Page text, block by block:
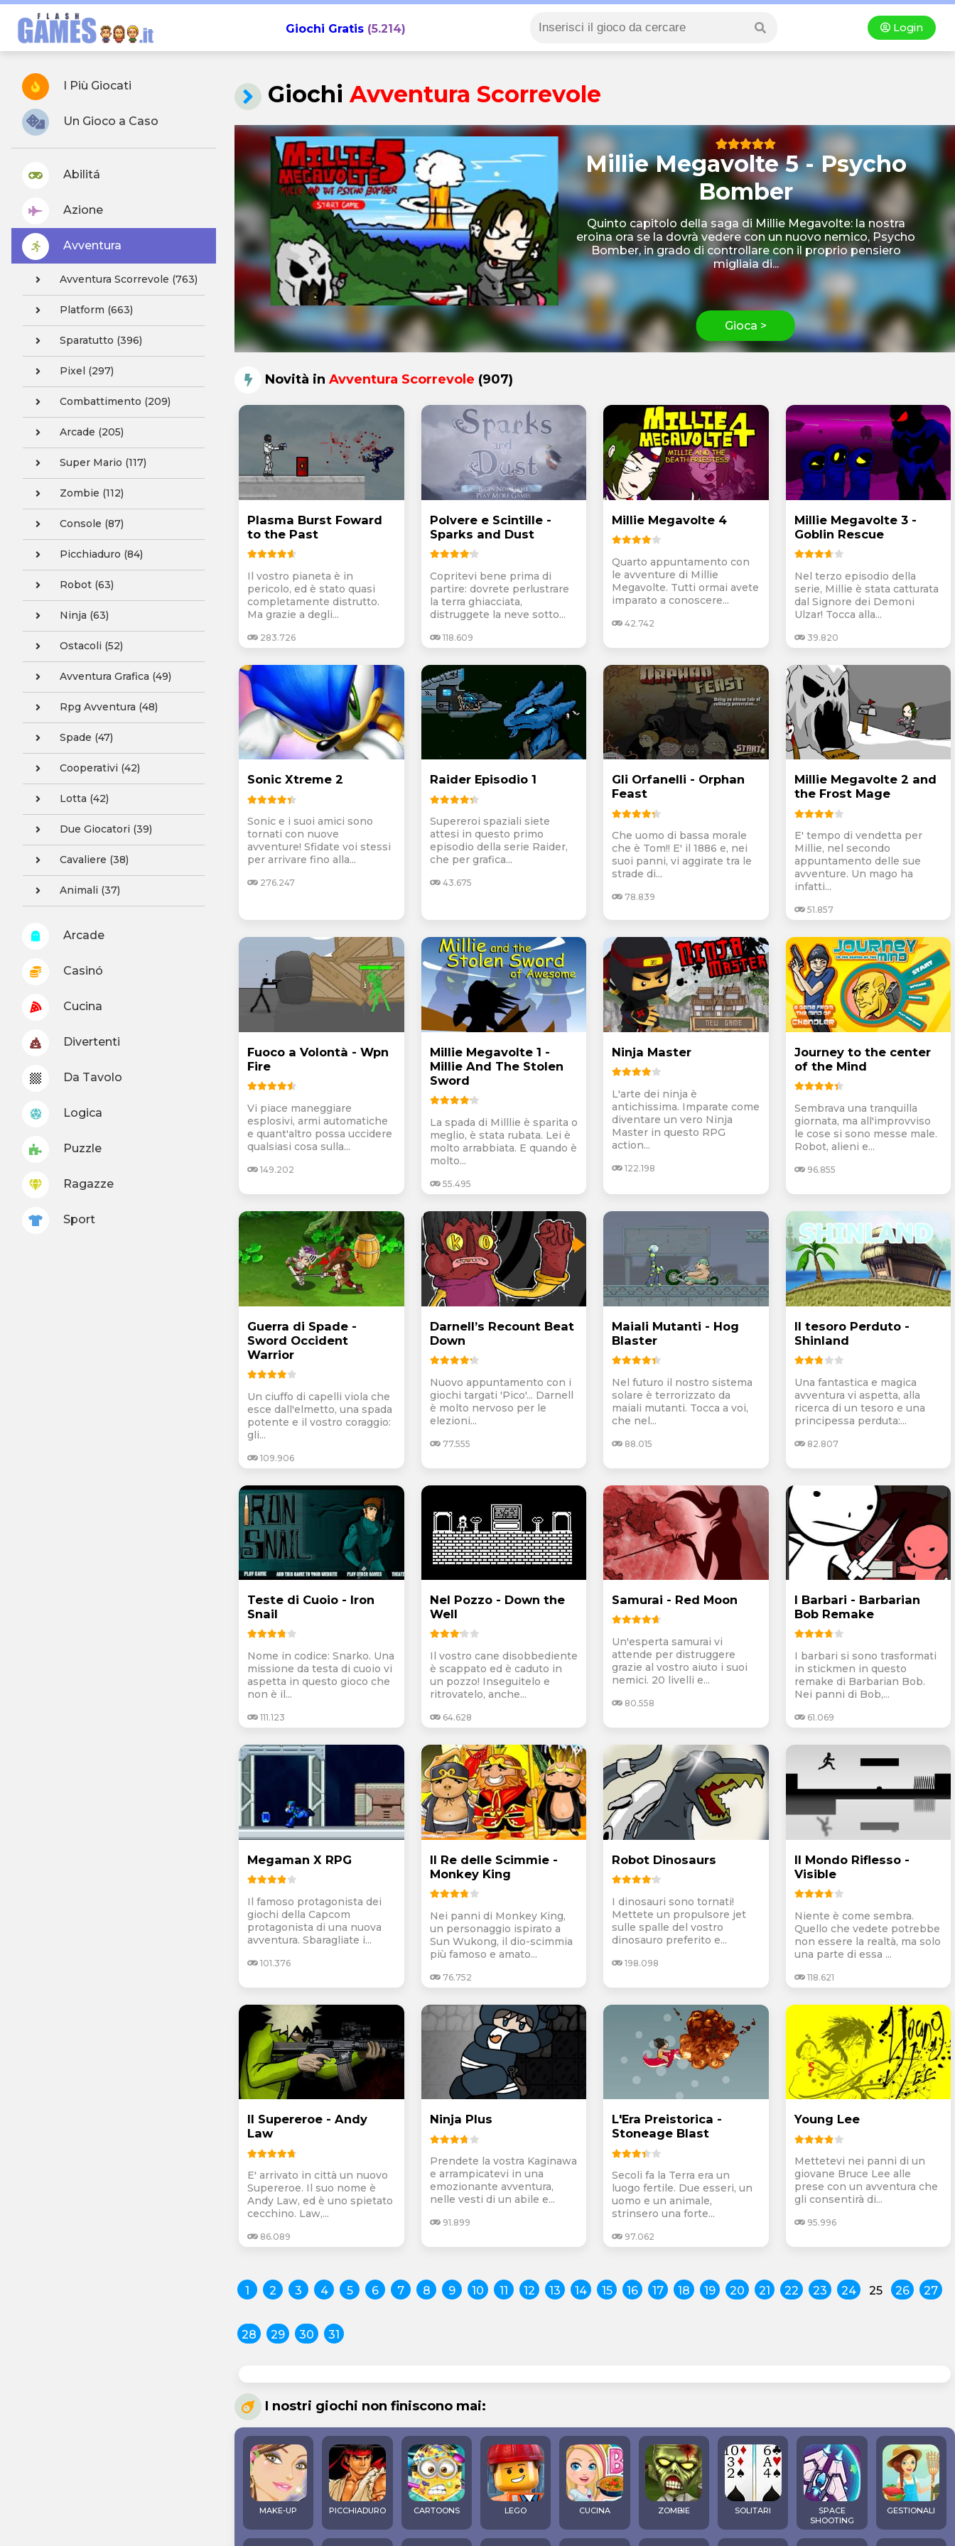
Giochi Gratis(5.214) Login
I Più Giocati
Un Gioco a Caso
Abilitá
Azione
Avventura
Avventura Scorrevole (763)
Platform (663)
Sparatutto (396)
Pixel (297)
Combattimento (209)
Arcade (205)
Super Mario (117)
Zombie (112)
Console (87)
Picchiaduro (84)
Robot (63)
Ninja (63)
Ostacoli (52)
Avventura Grafica (49)
Rpg Avventura (48)
Spade (47)
Cooperativi (42)
Lotta (42)
Due Giocatori (39)
Cavaliere (38)
Animali (37)
Arcade
Casinó
Cucina
Divertenti
Da Tavolo
Logica
Puzzle
Ragazze
Sport
Giochi Avventura Scorrevole
Millie Megavolte 5 - Psycho
Bomber
Quinto capitolo della saga di Millie Megavolte: la nostra
eroina ora se la dovrà vedere con un nuovo nemico, Psycho
Bomber, in grado di controllare con il proprio pensiero
migliaia di...
Gioca >
Novità in Avventura Scorrevole (907)
Plasma Burst Foward
to the Past
Il vostro pianeta è in
pericolo, ed è stato quasi
completamente distrutto.
Ma grazie a degli...
283.726
Polvere e Scintille -
Sparks and Dust
Copritevi bene prima di
partire: dovrete perlustrare
la terra ghiacciata,
distruggete la neve sotto...
118.609
Millie Megavolte 4
Quarto appuntamento con
le avventure di Millie
Megavolte. Tutti ormai avete
imparato a conoscere...
42.742
Millie Megavolte 3 -
Goblin Rescue
Nel terzo episodio della
serie, Millie è stata catturata
dal Signore dei Demoni
Ulzar! Tocca alla...
39.820
Sonic Xtreme 2
Sonic e i suoi amici sono
tornati con nuove
avventure! Sfidate voi stessi
per arrivare fino alla...
276.247
Raider Episodio 1
Supereroi spaziali siete
attesi in questo primo
episodio della serie Raider,
che per grafica...
43.675
Gli Orfanelli - Orphan
Feast
Che uomo di bassa morale
che è Tom!! E' il 1886 e, nei
suoi panni, vi aggirate tra le
strade di...
78.839
Millie Megavolte 2 and
the Frost Mage
E' tempo di vendetta per
Millie, nel secondo
appuntamento delle sue
avventure. Un mago ha
infatti...
51.857
Fuoco a Volontà - Wpn
Fire
Vi piace maneggiare
esplosivi, armi automatiche
e quant'altro possa uccidere
qualsiasi cosa sulla...
149.202
Millie Megavolte 1 -
Millie And The Stolen
Sword
La spada di Milllie è sparita o
meglio, è stata rubata. Lei è
molto arrabbiata. E quando è
molto...
55.495
Ninja Master
L'arte dei ninja è
antichissima. Imparate come
diventare un vero Ninja
Master in questo RPG
action...
122.198
Journey to the center
of the Mind
Sembrava una tranquilla
giornata, ma all'improvviso
le cose si sono messe male.
Robot, alieni e...
96.855
Guerra di Spade -
Sword Occident
Warrior
Un ciuffo di capelli viola che
esce dall'elmetto, una spada
potente e il vostro coraggio:
gli...
109.906
Darnell’s Recount Beat
Down
Nuovo appuntamento con i
giochi targati 'Pico'... Darnell
è molto nervoso per le
elezioni...
77.555
Maiali Mutanti - Hog
Blaster
Nel futuro il nostro sistema
solare è terrorizzato da
maiali mutanti. Tocca a voi,
che nel...
88.015
Il tesoro Perduto -
Shinland
Una fantastica e magica
avventura vi aspetta, alla
ricerca di un tesoro e una
principessa perduta:...
82.807
Teste di Cuoio - Iron
Snail
Nome in codice: Snarko. Una
missione da testa di cuoio vi
aspetta in questo gioco che
non è il...
111.123
Nel Pozzo - Down the
Well
Il vostro cane disobbediente
è scappato ed è caduto in
un pozzo! Inseguitelo e
ritrovatelo, anche...
64.628
Samurai - Red Moon
Un'esperta samurai vi
attende per distruggere
grazie al vostro aiuto i suoi
nemici. 20 livelli e...
80.558
I Barbari - Barbarian
Bob Remake
I barbari si sono trasformati
in stickmen in questo
remake di Barbarian Bob.
Nei panni di Bob,...
61.069
Megaman X RPG
Il famoso protagonista dei
giochi della Capcom
protagonista di una nuova
avventura. Sbaragliate i...
101.376
Il Re delle Scimmie -
Monkey King
Nei panni di Monkey King,
un personaggio ispirato a
Sun Wukong, il dio-scimmia
più famoso e amato...
76.752
Robot Dinosaurs
I dinosauri sono tornati!
Mettete un propulsore jet
sulle spalle del vostro
dinosauro preferito e...
198.098
Il Mondo Riflesso -
Visible
Niente è come sembra.
Quello che vedete potrebbe
non essere la realtà, ma solo
una parte di essa ...
118.621
Il Supereroe - Andy
Law
E' arrivato in città un nuovo
Supereroe. Il suo nome è
Andy Law, ed è uno spietato
cecchino. Law,...
86.089
Ninja Plus
Prendete la vostra Kaginawa
e arrampicatevi in una
emozionante avventura,
nelle vesti di un abile e...
91.899
L'Era Preistorica -
Stoneage Blast
Secoli fa la Terra era un
luogo fertile. Due esseri, un
uomo e un animale,
strinsero una forte...
97.062
Young Lee
Mettetevi nei panni di un
giovane Bruce Lee alle
prese con un avventura che
gli consentirà di...
95.996
1 2 3 4 5 6 7 8 9 10 11 12 13 14 15 16 17 18 19 20 21 22 23 24 25 26 27
28 29 30 31
I nostri giochi non finiscono mai:
MAKE-UP PICCHIADURO CARTOONS LEGO CUCINA ZOMBIE SOLITARI
SPACE
SHOOTING
GESTIONALI